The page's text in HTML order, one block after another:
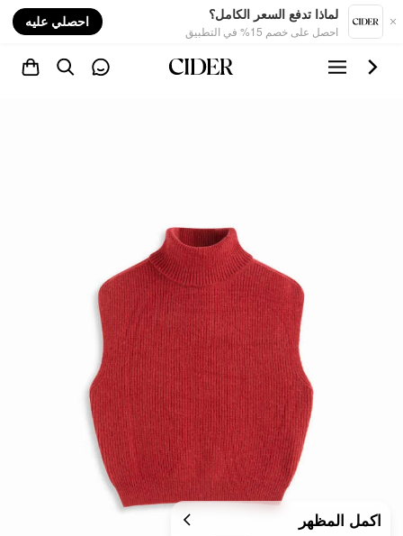
لماذا تدفع السعر الكامل؟
احصل على خصم 15% في التطبيق
احصلي عليه
اكمل المظهر